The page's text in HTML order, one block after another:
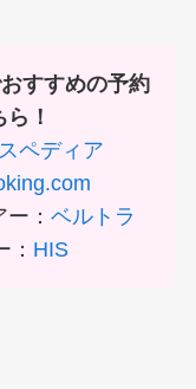
すすめの予約
！
ペディア
ー：ベルトラ
： HIS